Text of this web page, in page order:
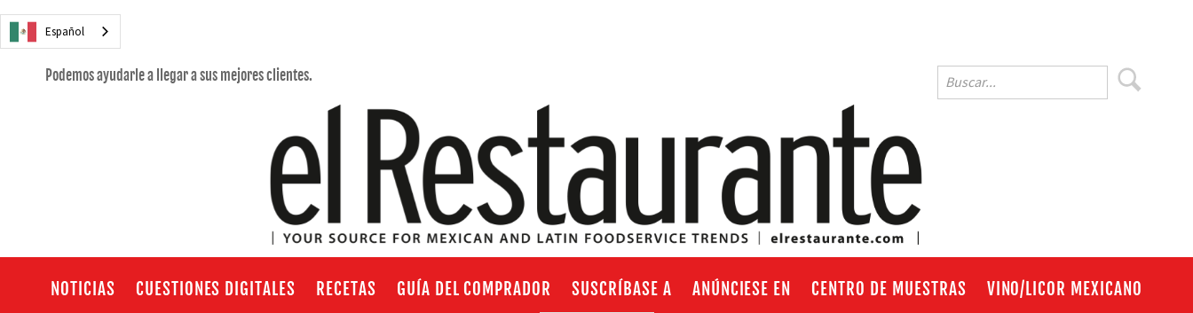
Español
Podemos ayudarle a llegar a sus mejores clientes.
NOTICIAS CUESTIONES DIGITALES RECETAS GUÍA DEL COMPRADOR SUSCRÍBASE A ANÚNCIESE EN CENTRO DE MUESTRAS VINO/LICOR MEXICANO